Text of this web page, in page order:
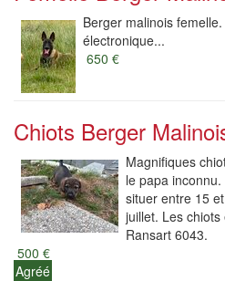
Berger malinois
électronique...
650 €
Chiots Berger
Magnifiques
le papa
situer entre 15
juillet. Les
Ransart 6043.
500 €
Agréé